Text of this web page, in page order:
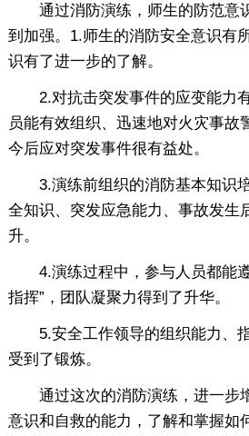
通过消防演练，师生的防范意
到加强。1.师生的消防安全意识有
识有了进一步的了解。
2.对抗击突发事件的应变能力有
员能有效组织、迅速地对火灾事故
今后应对突发事件很有益处。
3.演练前组织的消防基本知识
全知识、突发应急能力、事故发生
升。
4.演练过程中，参与人员都能遵
指挥”，团队凝聚力得到了升华。
5.安全工作领导的组织能力、
受到了锻炼。
通过这次的消防演练，进一步
意识和自救的能力，了解和掌握如